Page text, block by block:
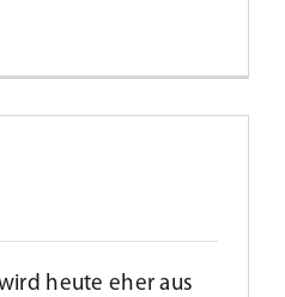
heute eher aus